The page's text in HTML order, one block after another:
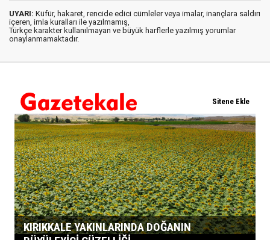
UYARI: Küfür, hakaret, rencide edici cümleler veya imalar, inançlara saldırı
içeren, imla kuralları ile yazılmamış,
Türkçe karakter kullanılmayan ve büyük harflerle yazılmış yorumlar
onaylanmamaktadır.